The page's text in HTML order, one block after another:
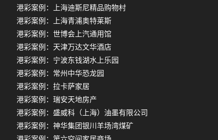
港彩案例：上海迪斯尼精品购物村
港彩案例：上海青浦奥特莱斯
港彩案例：世博会上汽通用馆
港彩案例：天津万达文华酒店
港彩案例：宁波东钱湖水上乐园
港彩案例：常州中华恐龙园
港彩案例：拉卡萨家居
港彩案例：瑞安天地房产
港彩案例：盛威科（上海）油墨有限公司
港彩案例：神华集团银川羊场湾煤矿